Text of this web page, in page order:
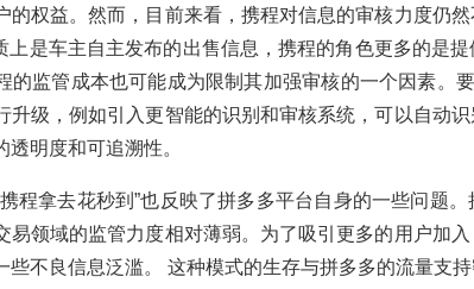
的权益。然而，目前来看，携程对信息的审核力度仍
上是车主自主发布的出售信息，携程的角色更多的是
的监管成本也可能成为限制其加强审核的一个因素。
升级，例如引入更智能的识别和审核系统，可以自动
明度和可追溯性。
程拿去花秒到”也反映了拼多多平台自身的一些问题
易领域的监管力度相对薄弱。为了吸引更多的用户加
些不良信息泛滥。 这种模式的生存与拼多多的流量支